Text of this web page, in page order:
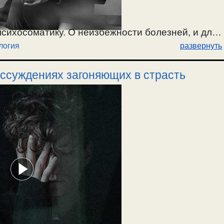
О неизбежности болезней, и для
и правильный путь излечения. /
развернуть
загоняющих в страсть